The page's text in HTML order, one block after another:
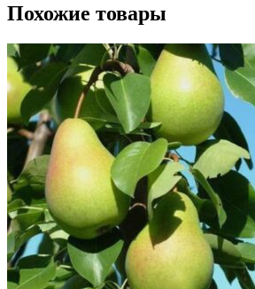
Похожие товары